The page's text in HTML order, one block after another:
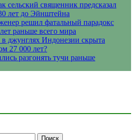
сельский священник предсказал
лет до Эйнштейна
решил фатальный парадокс
раньше всего мира
в джунглях Индонезии скрыта
27 000 лет?
разгонять тучи раньше